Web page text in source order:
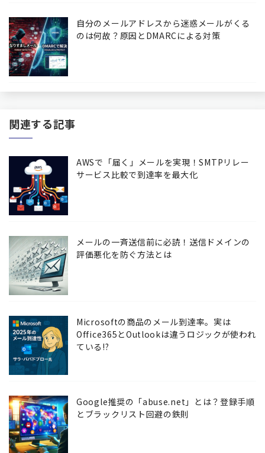
自分のメールアドレスから迷惑メールがくる
のは何故？原因とDMARCによる対策
関連する記事
AWSで「届く」メールを実現！SMTPリレー
サービス比較で到達率を最大化
メールの一斉送信前に必読！送信ドメインの
評価悪化を防ぐ方法とは
Microsoftの商品のメール到達率。実は
Office365とOutlookは違うロジックが使われ
ている!?
Google推奨の「abuse.net」とは？登録手順
とブラックリスト回避の鉄則